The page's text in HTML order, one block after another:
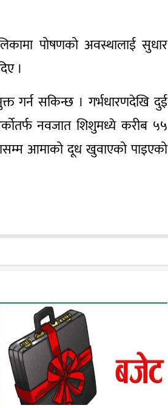
पोषणको अवस्थालाई सुधार
।
गर्न सकिन्छ । गर्भधारणदेखि दुई
नवजात शिशुमध्ये करीब ५५
आमाको दूध खुवाएको पाइएको